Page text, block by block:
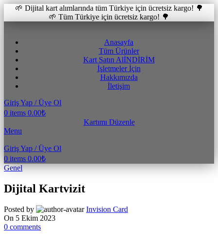
🌱 Dijital kart alımlarında tüm Türkiye için ücretsiz kargo! 🌳
🌱 Tüm Türkiye için ücretsiz kargo! 🌳
Anasayfa
Tüm Ürünler
Kart Satın AlİNDİRİM
İşletmeler İçin
Hakkımızda
İletişim
Giriş Yap / Üye Ol
0 items 0.00₺
Kartımı Düzenle
Menu
Giriş Yap / Üye Ol
0 items 0.00₺
Genel
Dijital Kartvizit
Posted by
Invision Card
On 5 Ekim 2023
0 comments